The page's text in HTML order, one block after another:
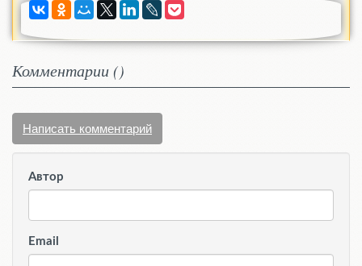
Комментарии ()
Написать комментарий
Автор
Email